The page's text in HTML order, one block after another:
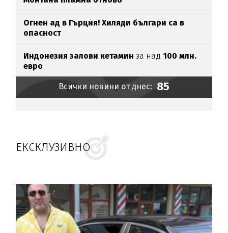
Огнен ад в Гърция! Хиляди българи са в
опасност
Индонезия залови кетамин за над100 млн.
евро
Всички новини от днес: 85
ЕКСКЛУЗИВНО